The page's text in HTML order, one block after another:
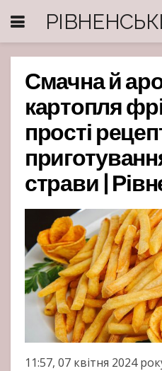
Смачна й
картопля
прості
страви |
11:57, 07 квітня 2024